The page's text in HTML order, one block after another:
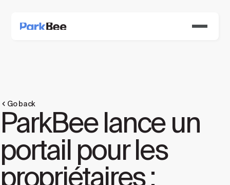
Go back
ParkBee lance un
portail pour les
propriétaires :